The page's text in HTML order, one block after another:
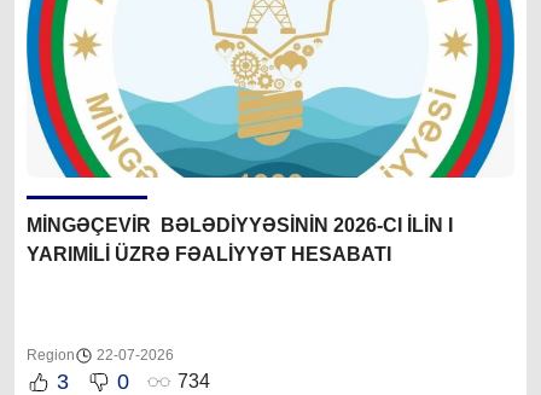
MİNGƏÇEVİR BƏLƏDİYYƏSİNİN 2026-CI İLİN I
YARIMİLİ ÜZRƏ FƏALİYYƏT HESABATI
Region 22-07-2026
3 0 734